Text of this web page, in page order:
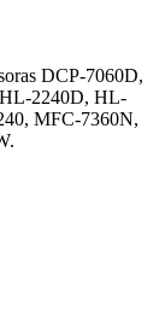
DCP-7060D,
2240D, HL-
MFC-7360N,